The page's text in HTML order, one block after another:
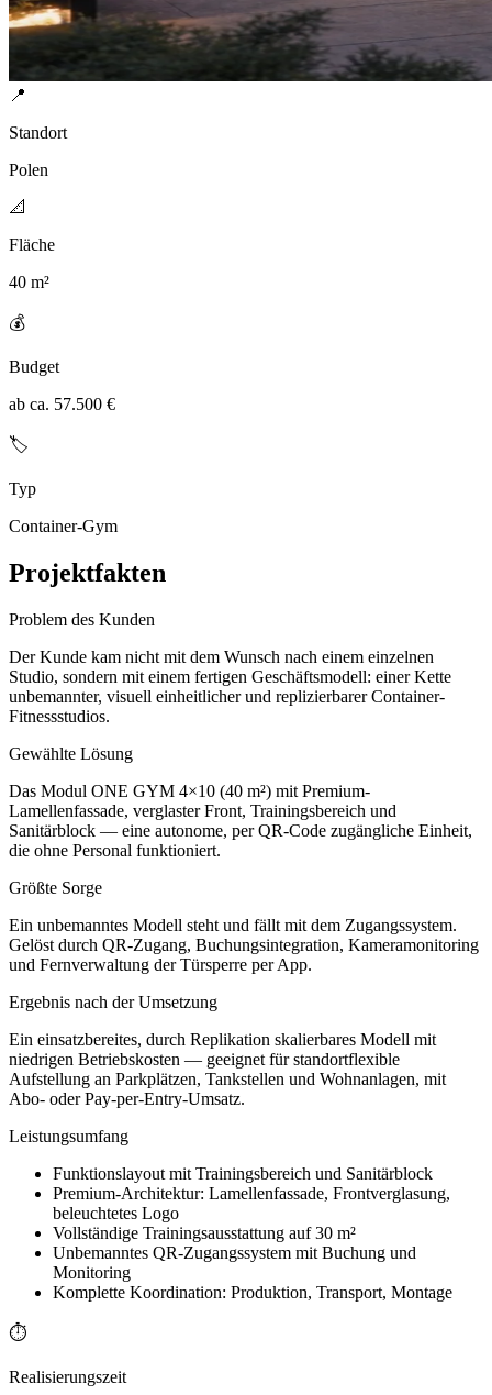
📍
Standort
Polen
📐
Fläche
40 m²
💰
Budget
ab ca. 57.500 €
🏷️
Typ
Container-Gym
Projektfakten
Problem des Kunden
Der Kunde kam nicht mit dem Wunsch nach einem einzelnen
Studio, sondern mit einem fertigen Geschäftsmodell: einer Kette
unbemannter, visuell einheitlicher und replizierbarer Container-
Fitnessstudios.
Gewählte Lösung
Das Modul ONE GYM 4×10 (40 m²) mit Premium-
Lamellenfassade, verglaster Front, Trainingsbereich und
Sanitärblock — eine autonome, per QR-Code zugängliche Einheit,
die ohne Personal funktioniert.
Größte Sorge
Ein unbemanntes Modell steht und fällt mit dem Zugangssystem.
Gelöst durch QR-Zugang, Buchungsintegration, Kameramonitoring
und Fernverwaltung der Türsperre per App.
Ergebnis nach der Umsetzung
Ein einsatzbereites, durch Replikation skalierbares Modell mit
niedrigen Betriebskosten — geeignet für standortflexible
Aufstellung an Parkplätzen, Tankstellen und Wohnanlagen, mit
Abo- oder Pay-per-Entry-Umsatz.
Leistungsumfang
Funktionslayout mit Trainingsbereich und Sanitärblock
Premium-Architektur: Lamellenfassade, Frontverglasung,
beleuchtetes Logo
Vollständige Trainingsausstattung auf 30 m²
Unbemanntes QR-Zugangssystem mit Buchung und
Monitoring
Komplette Koordination: Produktion, Transport, Montage
⏱️
Realisierungszeit